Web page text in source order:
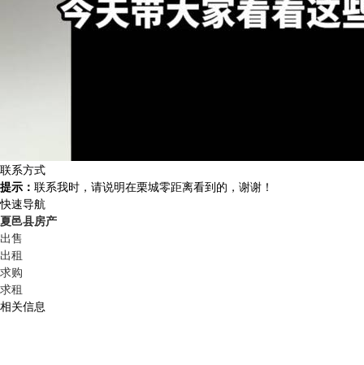
联系方式
提示： 联系我时，请说明在栗城零距离看到的，谢谢！
快速导航
夏邑县房产
出售
出租
求购
求租
相关信息